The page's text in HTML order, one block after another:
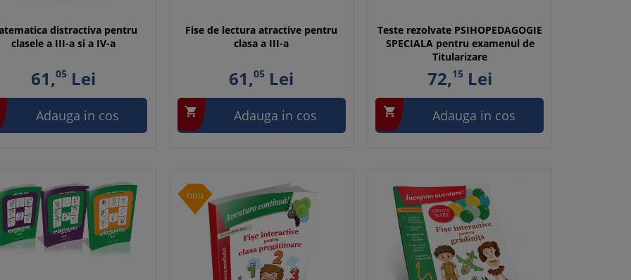
distractiva pentru
clasele a III-a si a IV-a
61,05Lei
Adauga in cos
Fise de lectura atractive pentru
clasa a III-a
61,05 Lei
 Adauga in cos
Teste rezolvate PSIHOPEDAGOGIE
SPECIALA pentru examenul de
Titularizare
72,15Lei
 Adauga in cos
nou